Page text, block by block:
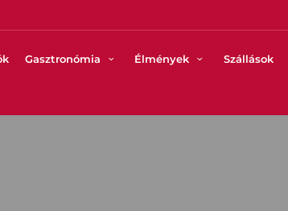
Gasztronómia Élmények Szállások